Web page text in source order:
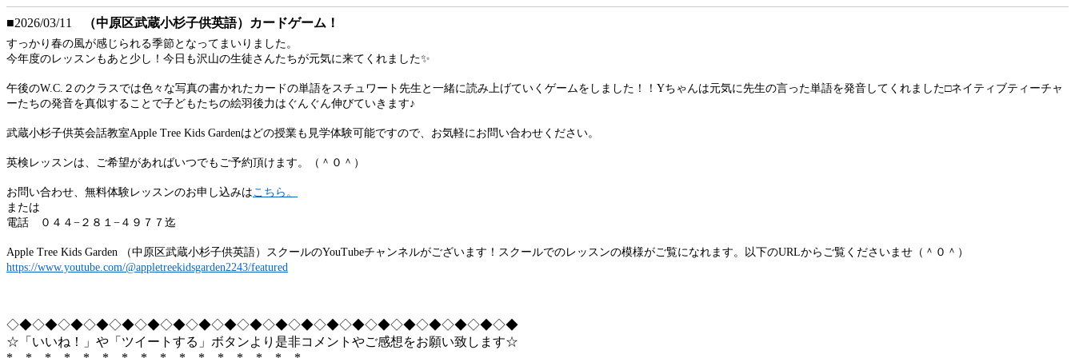
■2026/03/11 （中原区武蔵小杉子供英語）カードゲーム！
すっかり春の風が感じられる季節となってまいりました。
今年度のレッスンもあと少し！今日も沢山の生徒さんたちが元気に来てくれました✨
午後のW.C.２のクラスでは色々な写真の書かれたカードの単語をスチュワート先生と一緒に読み上げていくゲームをしました！！Yちゃんは元気に先生の言った単語を発音してくれました□ネイティブティーチャ
ーたちの発音を真似することで子どもたちの絵羽後力はぐんぐん伸びていきます♪
武蔵小杉子供英会話教室Apple Tree Kids Gardenはどの授業も見学体験可能ですので、お気軽にお問い合わせください。
英検レッスンは、ご希望があればいつでもご予約頂けます。（＾０＾）
お問い合わせ、無料体験レッスンのお申し込みは こちら。
または
電話 ０４４−２８１−４９７７迄
Apple Tree Kids Garden （中原区武蔵小杉子供英語）スクールのYouTubeチャンネルがございます！スクールでのレッスンの模様がご覧になれます。以下のURLからご覧くださいませ（＾０＾）
https://www.youtube.com/@appletreekidsgarden2243/featured
◇◆◇◆◇◆◇◆◇◆◇◆◇◆◇◆◇◆◇◆◇◆◇◆◇◆◇◆◇◆◇◆◇◆◇◆◇◆◇◆
☆「いいね！」や「ツイートする」ボタンより是非コメントやご感想をお願い致します☆